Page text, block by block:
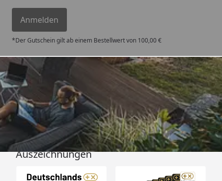
Anmelden
*Der Gutschein gilt ab einem Bestellwert von 100,00 €
Versand
Auszeichnungen